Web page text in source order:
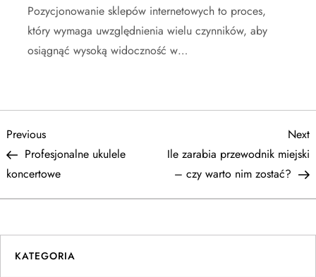
Pozycjonowanie sklepów internetowych to proces,
który wymaga uwzględnienia wielu czynników, aby
osiągnąć wysoką widoczność w…
N
a
w
i
Previous
Post
Previous
Profesjonalne ukulele
koncertowe
Next
Ile zarabia przewodnik miejski
– czy warto nim zostać?
KATEGORIA